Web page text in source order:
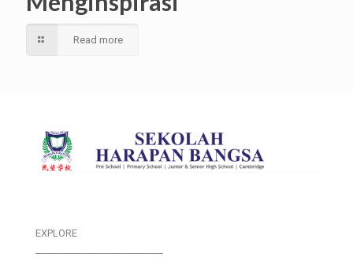
Read more
EXPLORE